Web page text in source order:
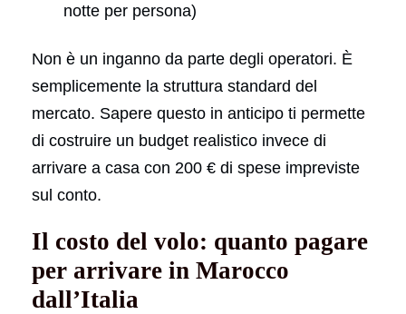
notte per persona)
Non è un inganno da parte degli operatori. È
semplicemente la struttura standard del
mercato. Sapere questo in anticipo ti permette
di costruire un budget realistico invece di
arrivare a casa con 200 € di spese impreviste
sul conto.
Il costo del volo: quanto pagare
per arrivare in Marocco
dall’Italia